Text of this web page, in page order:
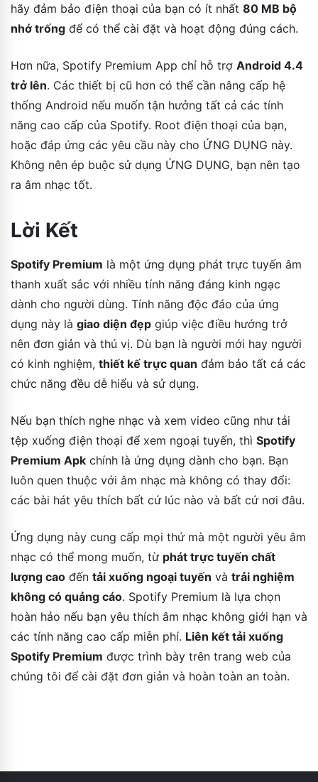
hãy đảm bảo điện thoại của bạn có ít nhất 80 MB bộ
nhớ trống để có thể cài đặt và hoạt động đúng cách.
Hơn nữa, Spotify Premium App chỉ hỗ trợ Android 4.4
trở lên. Các thiết bị cũ hơn có thể cần nâng cấp hệ
thống Android nếu muốn tận hưởng tất cả các tính
năng cao cấp của Spotify. Root điện thoại của bạn,
hoặc đáp ứng các yêu cầu này cho ỨNG DỤNG này.
Không nên ép buộc sử dụng ỨNG DỤNG, bạn nên tạo
ra âm nhạc tốt.
Lời Kết
Spotify Premium là một ứng dụng phát trực tuyến âm
thanh xuất sắc với nhiều tính năng đáng kinh ngạc
dành cho người dùng. Tính năng độc đáo của ứng
dụng này là giao diện đẹp giúp việc điều hướng trở
nên đơn giản và thú vị. Dù bạn là người mới hay người
có kinh nghiệm, thiết kế trực quan đảm bảo tất cả các
chức năng đều dễ hiểu và sử dụng.
Nếu bạn thích nghe nhạc và xem video cũng như tải
tệp xuống điện thoại để xem ngoại tuyến, thì Spotify
Premium Apk chính là ứng dụng dành cho bạn. Bạn
luôn quen thuộc với âm nhạc mà không có thay đổi:
các bài hát yêu thích bất cứ lúc nào và bất cứ nơi đâu.
Ứng dụng này cung cấp mọi thứ mà một người yêu âm
nhạc có thể mong muốn, từ phát trực tuyến chất
lượng cao đến tải xuống ngoại tuyến và trải nghiệm
không có quảng cáo. Spotify Premium là lựa chọn
hoàn hảo nếu bạn yêu thích âm nhạc không giới hạn và
các tính năng cao cấp miễn phí. Liên kết tải xuống
Spotify Premium được trình bày trên trang web của
chúng tôi để cài đặt đơn giản và hoàn toàn an toàn.